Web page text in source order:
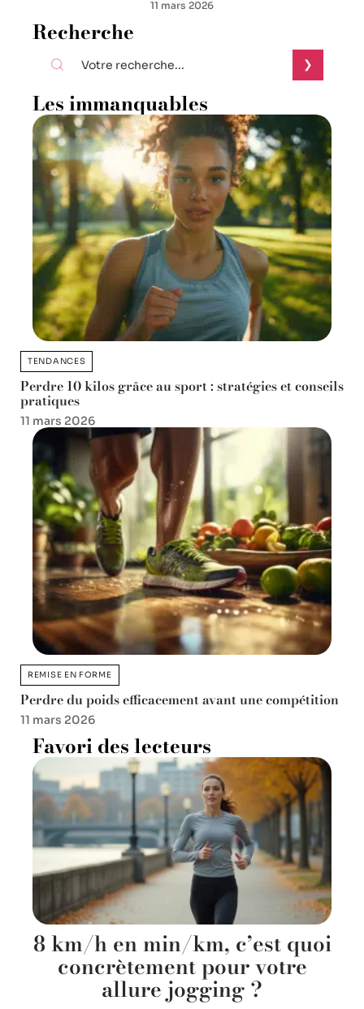
11 mars 2026
Recherche
Les immanquables
TENDANCES
Perdre 10 kilos grâce au sport : stratégies et conseils
pratiques
11 mars 2026
REMISE EN FORME
Perdre du poids efficacement avant une compétition
11 mars 2026
Favori des lecteurs
8 km/h en min/km, c’est quoi
concrètement pour votre
allure jogging ?